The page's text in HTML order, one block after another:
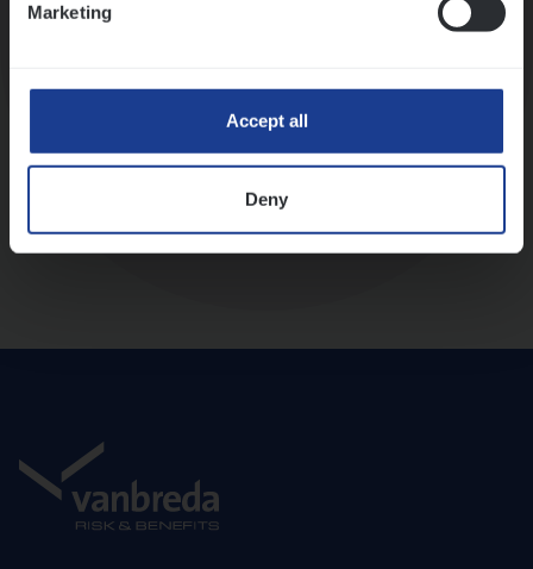
Marketing
Accept all
Deny